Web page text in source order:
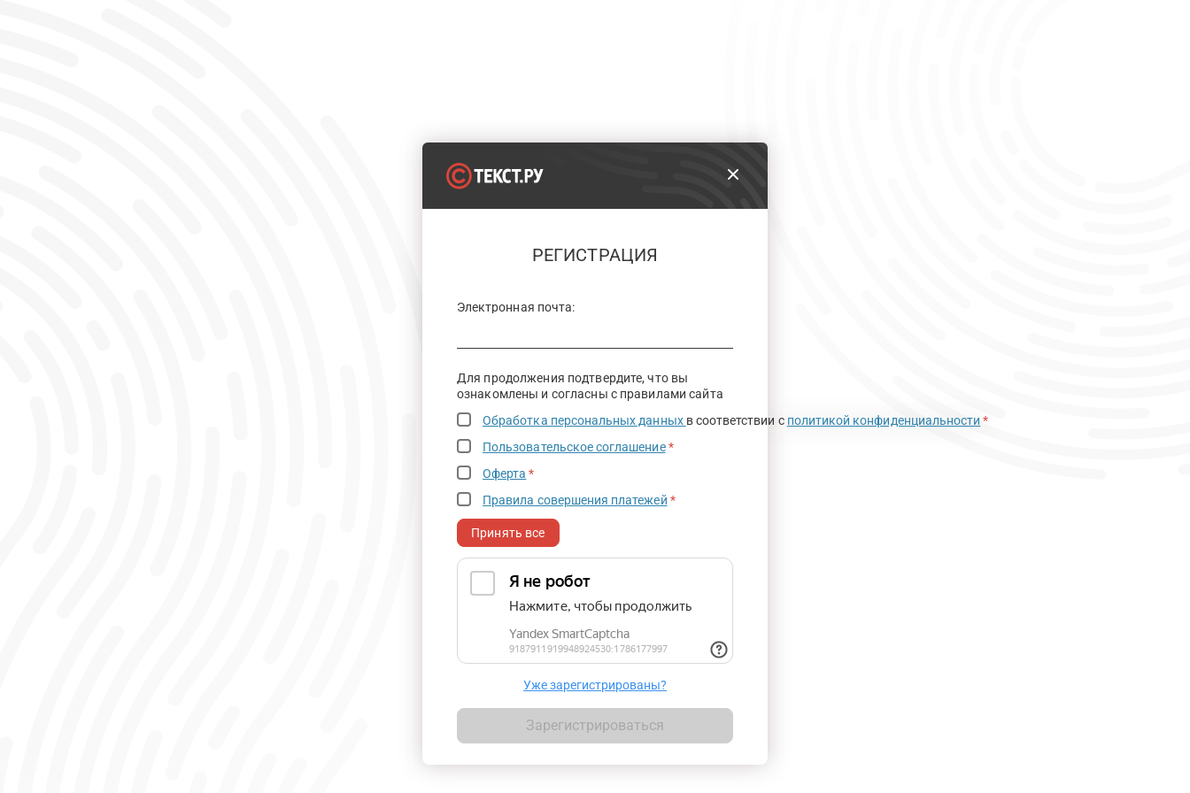
РЕГИСТРАЦИЯ
Электронная почта:
Для продолжения подтвердите, что вы
ознакомлены и согласны с правилами сайта
Обработка персональных данных в соответствии с политикой конфиденциальности *
Пользовательское соглашение *
Оферта *
Правила совершения платежей *
Принять все
Уже зарегистрированы?
Зарегистрироваться